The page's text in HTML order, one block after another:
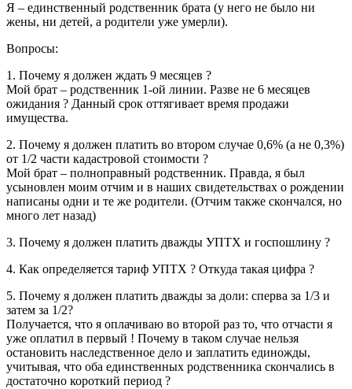
Я – единственный родственник брата (у него не было ни
жены, ни детей, а родители уже умерли).
Вопросы:
1. Почему я должен ждать 9 месяцев ?
Мой брат – родственник 1-ой линии. Разве не 6 месяцев
ожидания ? Данный срок оттягивает время продажи
имущества.
2. Почему я должен платить во втором случае 0,6% (а не 0,3%)
от 1/2 части кадастровой стоимости ?
Мой брат – полноправный родственник. Правда, я был
усыновлен моим отчим и в наших свидетельствах о рождении
написаны одни и те же родители. (Отчим также скончался, но
много лет назад)
3. Почему я должен платить дважды УПТХ и госпошлину ?
4. Как определяется тариф УПТХ ? Откуда такая цифра ?
5. Почему я должен платить дважды за доли: сперва за 1/3 и
затем за 1/2?
Получается, что я оплачиваю во второй раз то, что отчасти я
уже оплатил в первый ! Почему в таком случае нельзя
остановить наследственное дело и заплатить единожды,
учитывая, что оба единственных родственника скончались в
достаточно короткий период ?